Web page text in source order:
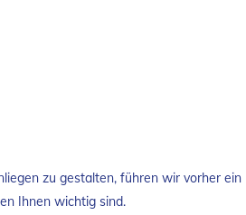
zu gestalten, führen wir vorher ein
Ihnen wichtig sind.